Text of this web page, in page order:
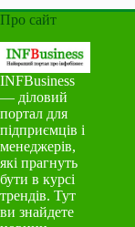
Про сайт
INFBusiness
— діловий
портал для
підприємців і
менеджерів,
які прагнуть
бути в курсі
трендів. Тут
ви знайдете